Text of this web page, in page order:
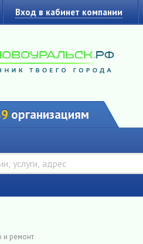
Вход в кабинет компании
организациям
и ремонт